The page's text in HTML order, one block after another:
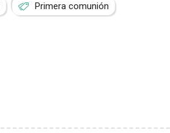
Primera comunión